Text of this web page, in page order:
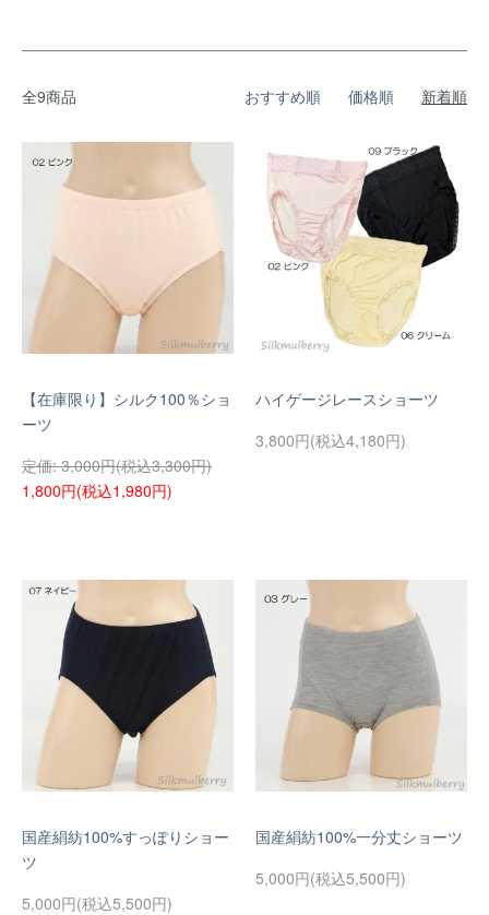
全9商品 おすすめ順 価格順 新着順
【在庫限り】シルク100％ショ
ーツ
3,000円(税込3,300円)
1,800円(税込1,980円)
ハイゲージレースショーツ
3,800円(税込4,180円)
国産絹紡100%すっぽりショー
ツ
5,000円(税込5,500円)
国産絹紡100%一分丈ショーツ
5,000円(税込5,500円)